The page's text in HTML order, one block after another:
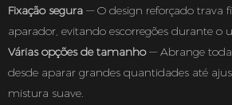
Fixação segura — O design reforçado trava
aparador, evitando escorregões durante o
Várias opções de tamanho— Abrange
desde aparar grandes quantidades até
mistura suave.